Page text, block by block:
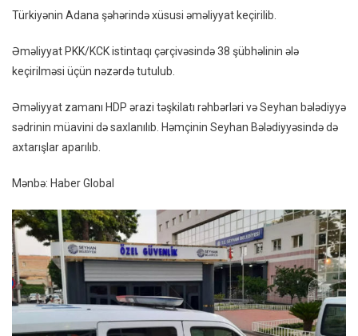
Də
Var
Türkiyənin Adana şəhərində xüsusi əməliyyat keçirilib.
Əməliyyat PKK/KCK istintaqı çərçivəsində 38 şübhəlinin ələ
keçirilməsi üçün nəzərdə tutulub.
Əməliyyat zamanı HDP ərazi təşkilatı rəhbərləri və Seyhan bələdiyyə
sədrinin müavini də saxlanılıb. Həmçinin Seyhan Bələdiyyəsində də
axtarışlar aparılıb.
Mənbə: Haber Global